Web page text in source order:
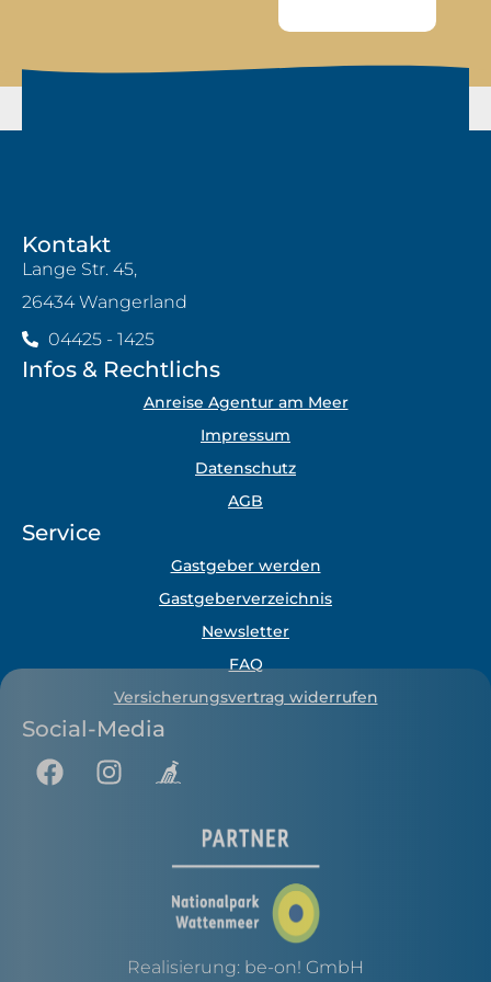
Kontakt
Lange Str. 45,
26434 Wangerland
04425 - 1425
Infos & Rechtlichs
Anreise Agentur am Meer
Impressum
Datenschutz
AGB
Service
Gastgeber werden
Gastgeberverzeichnis
Newsletter
FAQ
Versicherungsvertrag widerrufen
Social-Media
Realisierung: be-on! GmbH